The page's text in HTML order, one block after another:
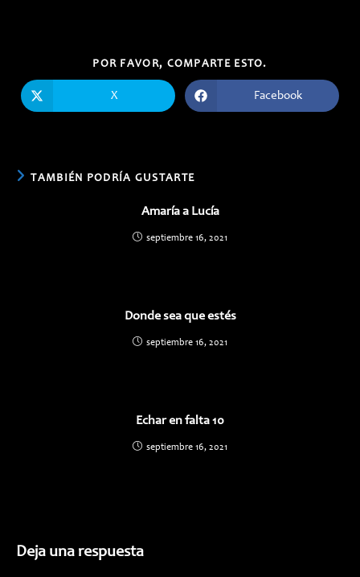
POR FAVOR, COMPARTE ESTO.
CONTENIDO
abre
X
Se
abre
Facebook
TAMBIÉN PODRÍA GUSTARTE
Amaría a Lucía
septiembre 16, 2021
Donde sea que estés
septiembre 16, 2021
Echar en falta 10
septiembre 16, 2021
Deja una respuesta